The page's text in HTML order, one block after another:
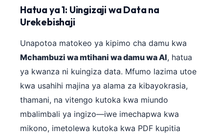
Hatua ya 1: Uingizaji wa Data na
Urekebishaji
Unapotoa matokeo ya kipimo cha damu kwa
Mchambuzi wa mtihani wa damu wa AI, hatua
ya kwanza ni kuingiza data. Mfumo lazima utoe
kwa usahihi majina ya alama za kibayokrasia,
thamani, na vitengo kutoka kwa miundo
mbalimbali ya ingizo—iwe imechapwa kwa
mikono, imetolewa kutoka kwa PDF kupitia